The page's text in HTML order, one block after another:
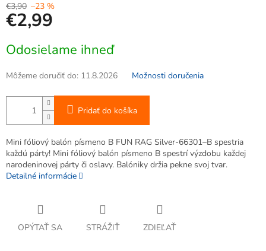
€3,90 –23 %
€2,99
cena:
Odosielame ihneď
Môžeme doručiť do: 11.8.2026 Možnosti doručenia
Pridať do košíka
Mini fóliový balón písmeno B FUN RAG Silver-66301–B spestria
každú párty! Mini fóliový balón písmeno B spestrí výzdobu každej
narodeninovej párty či oslavy. Balóniky držia pekne svoj tvar.
Detailné informácie
OPÝTAŤ SA STRÁŽIŤ ZDIEĽAŤ